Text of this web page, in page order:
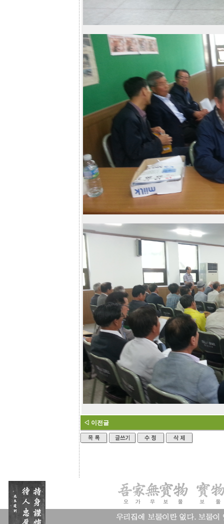
◁ 이전글